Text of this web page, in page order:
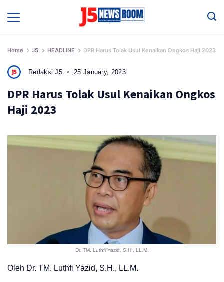
Home J5 HEADLINE DPR Harus Tolak Usul Kenaikan Ongkos Haji 2023
Redaksi J5 25 January, 2023
DPR Harus Tolak Usul Kenaikan Ongkos
Haji 2023
Dr. TM. Luthfi Yazid, S.H., LL.M.
Oleh Dr. TM. Luthfi Yazid, S.H., LL.M.